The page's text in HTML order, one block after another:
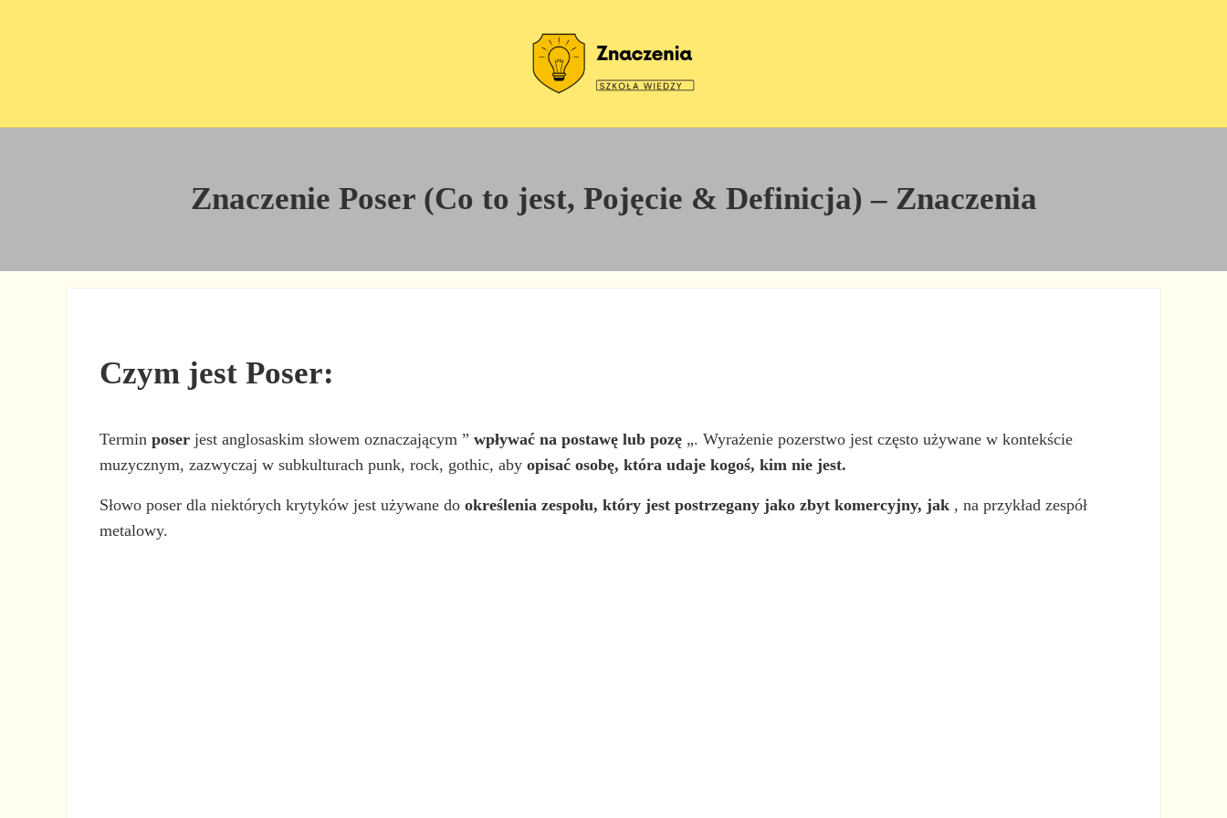
Znaczenie Poser (Co to jest, Pojęcie & Definicja) – Znaczenia
Czym jest Poser:
Terminposer jest anglosaskim słowem oznaczającym ”wpływać na postawę lub pozę „. Wyrażenie pozerstwo jest często używane w kontekście
muzycznym, zazwyczaj w subkulturach punk, rock, gothic, abyopisać osobę, która udaje kogoś, kim nie jest.
Słowo poser dla niektórych krytyków jest używane dookreślenia zespołu, który jest postrzegany jako zbyt komercyjny, jak , na przykład zespół
metalowy.